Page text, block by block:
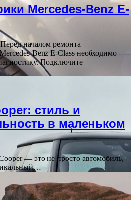
Mercedes-Benz E-
началом ремонта
Benz E-Class необходимо
Подключите
стиль и
в маленьком
— это не просто автомобиль,